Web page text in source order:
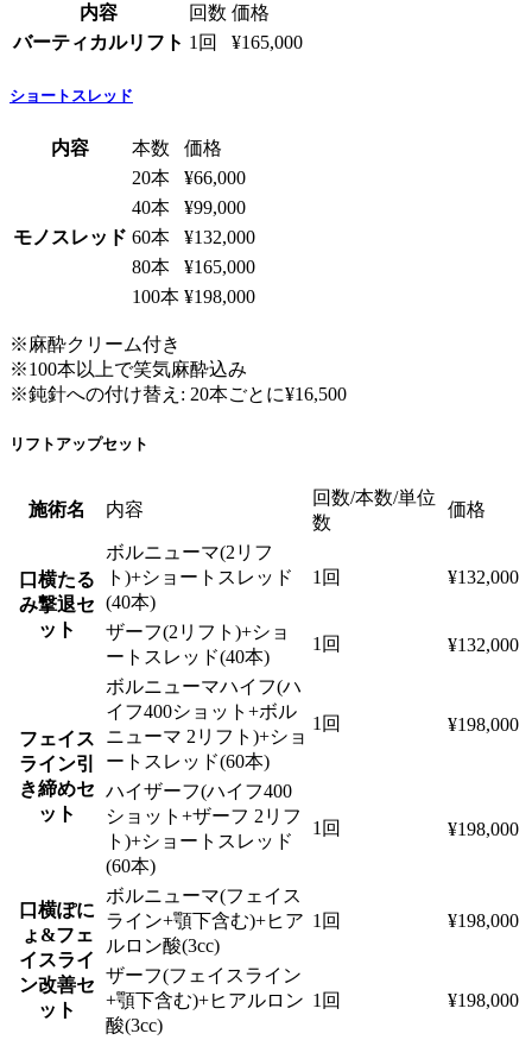
内容 回数 価格
バーティカルリフト 1回 ¥165,000
ショートスレッド
内容 本数 価格
モノスレッド
20本
¥66,000
40本
¥99,000
60本
¥132,000
80本
¥165,000
100本 ¥198,000
※麻酔クリーム付き
※100本以上で笑気麻酔込み
※鈍針への付け替え: 20本ごとに¥16,500
リフトアップセット
施術名 内容
回数/本数/単位
数
価格
口横たる
み撃退セ
ット
ボルニューマ(2リフ
ト)+ショートスレッド
(40本)
1回 ¥132,000
ザーフ(2リフト)+ショ
ートスレッド(40本)
1回 ¥132,000
フェイス
ライン引
き締めセ
ット
ボルニューマハイフ(ハ
イフ400ショット+ボル
ニューマ 2リフト)+ショ
ートスレッド(60本)
1回 ¥198,000
ハイザーフ(ハイフ400
ショット+ザーフ 2リフ
ト)+ショートスレッド
(60本)
1回 ¥198,000
口横ぽに
ょ&フェ
イスライ
ン改善セ
ット
ボルニューマ(フェイス
ライン+顎下含む)+ヒア
ルロン酸(3cc)
1回 ¥198,000
ザーフ(フェイスライン
+顎下含む)+ヒアルロン
酸(3cc)
1回 ¥198,000